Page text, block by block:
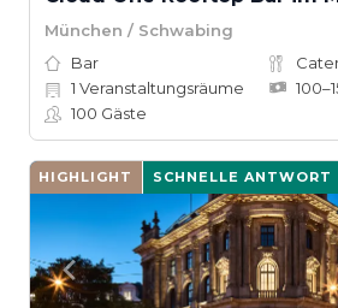
München / Schwabing
Bar
1 Veranstaltungsräume
100 Gäste
HIGHLIGHT SCHNELLE ANTWORT